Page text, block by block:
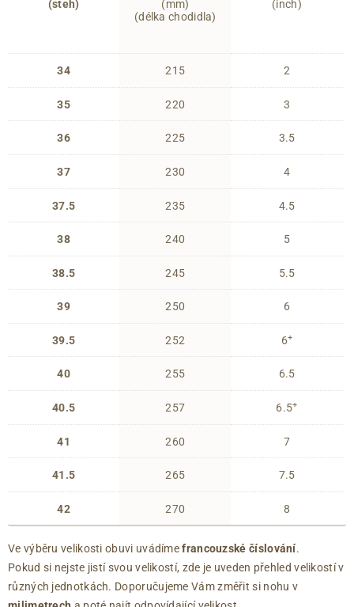
(steh)
34
35
36
37
37.5
38
38.5
39
39.5
40
40.5
41
41.5
42
(mm)
(délka chodidla)
215
220
225
230
235
240
245
250
252
255
257
260
265
270
(inch)
2
3
3.5
4
4.5
5
5.5
6
6+
6.5
6.5+
7
7.5
8
Ve výběru velikosti obuvi uvádímefrancouzské číslování.
Pokud si nejste jistí svou velikostí, zde je uveden přehled velikostí v
různých jednotkách. Doporučujeme Vám změřit si nohu v